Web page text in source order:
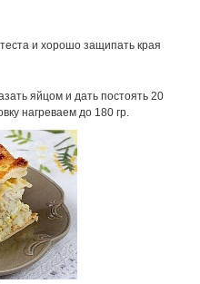
и хорошо защипать края
яйцом и дать постоять 20
нагреваем до 180 гр.